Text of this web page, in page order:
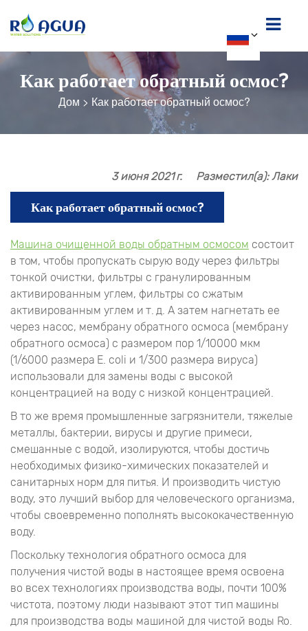
Как работает обратный осмос?
Дом > Как работает обратный осмос?
3 июня 2021 г. Разместил(а): Лаки
Как работает обратный осмос?
Машина очищенной воды обратным осмосом состоит
в том, чтобы пропускать сырую воду через фильтры
тонкой очистки, фильтры с гранулированным
активированным углем, фильтры со сжатым
активированным углем и т. д. А затем нагнетать ее
через насос, мембрану обратного осмоса (мембрану
обратного осмоса) с размером пор 1/10000 мкм
(1/6000 размера E. coli и 1/300 размера вируса)
использовали для замены воды с высокой
концентрацией на воду с низкой концентрацией.
В то же время промышленные загрязнители, тяжелые
металлы, бактерии, вирусы и другие примеси,
смешанные с водой, изолируются, чтобы достичь
необходимых физико-химических показателей и
санитарных норм для питья. И производить чистую
воду, это лучший выбор для человеческого организма,
чтобы своевременно пополнять высококачественную
воду.
Поскольку технология обратного осмоса для
получения чистой воды в настоящее время освоена
во всех технологиях производства воды, почти 100%
чистота, поэтому люди называют этот тип машины
для производства воды машиной для чистой воды Ro.